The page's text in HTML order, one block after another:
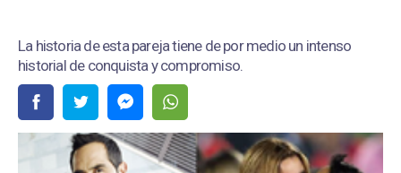
La historia de esta pareja tiene de por medio un intenso
historial de conquista y compromiso.